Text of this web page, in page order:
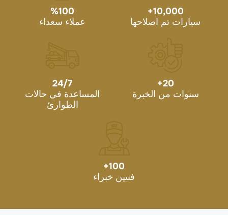
10,000
+
سيارات تم اصلاحها
100
%
عملاء سعداء
20
+
سنوات من الخبرة
24/7
المساعدة في حالات
الطوارئ
100
+
فنيين خبراء